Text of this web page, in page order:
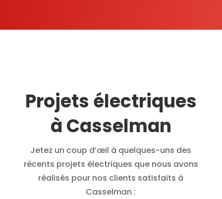
Projets électriques
à Casselman
Jetez un coup d’œil à quelques-uns des
récents projets électriques que nous avons
réalisés pour nos clients satisfaits à
Casselman :